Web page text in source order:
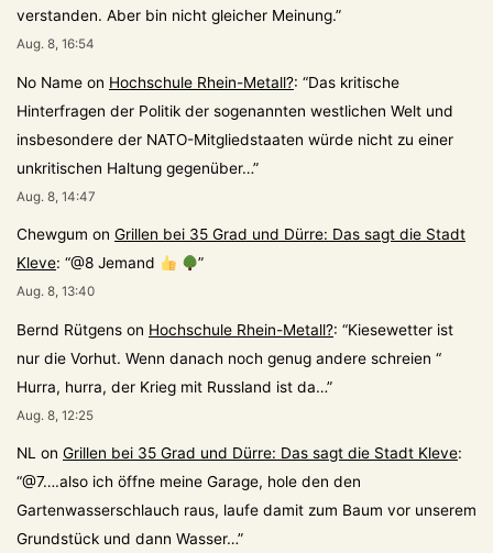
verstanden. Aber bin nicht gleicher Meinung.”
Aug. 8, 16:54
No Name on Hochschule Rhein-Metall?: “Das kritische
Hinterfragen der Politik der sogenannten westlichen Welt und
insbesondere der NATO-Mitgliedstaaten würde nicht zu einer
unkritischen Haltung gegenüber…”
Aug. 8, 14:47
Chewgum on Grillen bei 35 Grad und Dürre: Das sagt die Stadt
Kleve: “@8 Jemand ”
Aug. 8, 13:40
Bernd Rütgens on Hochschule Rhein-Metall?: “Kiesewetter ist
nur die Vorhut. Wenn danach noch genug andere schreien “
Hurra, hurra, der Krieg mit Russland ist da…”
Aug. 8, 12:25
NL on Grillen bei 35 Grad und Dürre: Das sagt die Stadt Kleve:
“@7….also ich öffne meine Garage, hole den den
Gartenwasserschlauch raus, laufe damit zum Baum vor unserem
Grundstück und dann Wasser…”